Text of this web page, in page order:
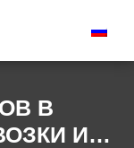
В
ИЗ/